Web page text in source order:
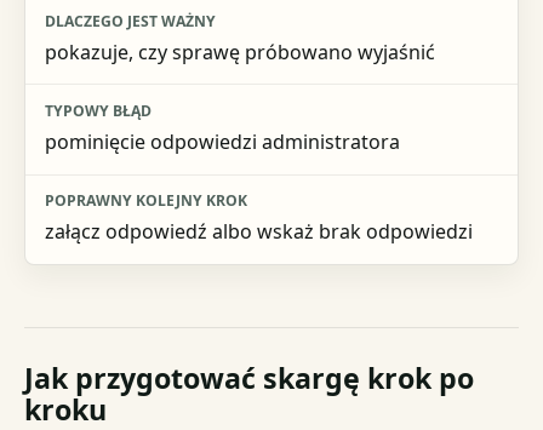
pokazuje, czy sprawę próbowano wyjaśnić
pominięcie odpowiedzi administratora
załącz odpowiedź albo wskaż brak odpowiedzi
Jak przygotować skargę krok po
kroku